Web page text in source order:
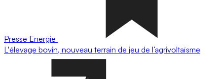
Presse Energie
L'élevage bovin, nouveau terrain de jeu de l’agrivoltaïsme